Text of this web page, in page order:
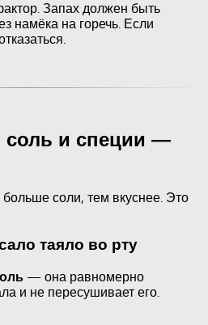
Запах должен быть
намёка на горечь. Если
соль и специи —
соли, тем вкуснее. Это
таяло во рту
— она равномерно
и не пересушивает его.